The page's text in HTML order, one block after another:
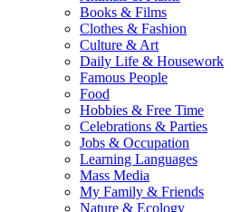
Books & Films
Clothes & Fashion
Culture & Art
Daily Life & Housework
Famous People
Food
Hobbies & Free Time
Celebrations & Parties
Jobs & Occupation
Learning Languages
Mass Media
My Family & Friends
Nature & Ecology